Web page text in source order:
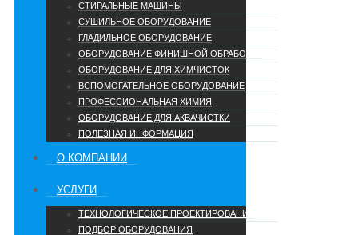
СТИРАЛЬНЫЕ МАШИНЫ
СУШИЛЬНОЕ ОБОРУДОВАНИЕ
ГЛАДИЛЬНОЕ ОБОРУДОВАНИЕ
ОБОРУДОВАНИЕ ФИНИШНОЙ ОБРАБОТКИ
ОБОРУДОВАНИЕ ДЛЯ ХИМЧИСТОК
ВСПОМОГАТЕЛЬНОЕ ОБОРУДОВАНИЕ
ПРОФЕССИОНАЛЬНАЯ ХИМИЯ
ОБОРУДОВАНИЕ ДЛЯ АКВАЧИСТКИ
ПОЛЕЗНАЯ ИНФОРМАЦИЯ
О КОМПАНИИ
УCЛУГИ
ТЕХНОЛОГИЧЕСКОЕ ПРОЕКТИРОВАНИЕ
ПОДБОР ОБОРУДОВАНИЯ